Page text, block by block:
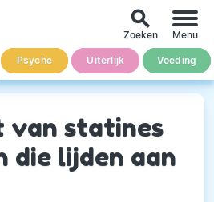
Psyche Uiterlijk Voeding
search
Zoeken Menu
van statines
die lijden aan